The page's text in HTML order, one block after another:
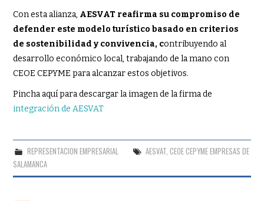
Con esta alianza, AESVAT reafirma su compromiso de
defender este modelo turístico basado en criterios
de sostenibilidad y convivencia, contribuyendo al
desarrollo económico local, trabajando de la mano con
CEOE CEPYME para alcanzar estos objetivos.
Pincha aquí para descargar la imagen de la firma de
integración de AESVAT
REPRESENTACION EMPRESARIAL AESVAT, CEOE CEPYME EMPRESAS DE
SALAMANCA